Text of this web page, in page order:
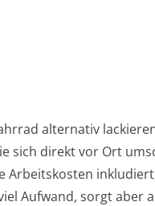
alternativ
sich direkt vor Ort
Arbeitskosten
Aufwand, sorgt aber